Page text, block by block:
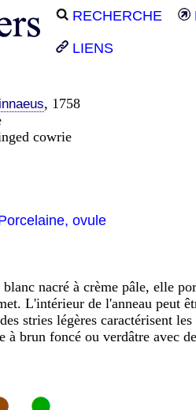
RECHERCHE
LIENS
, 1758
cowrie
ovule
nacré à crème pâle, elle
L'intérieur de l'anneau peut
stries légères caractérisent les
à brun foncé ou verdâtre avec